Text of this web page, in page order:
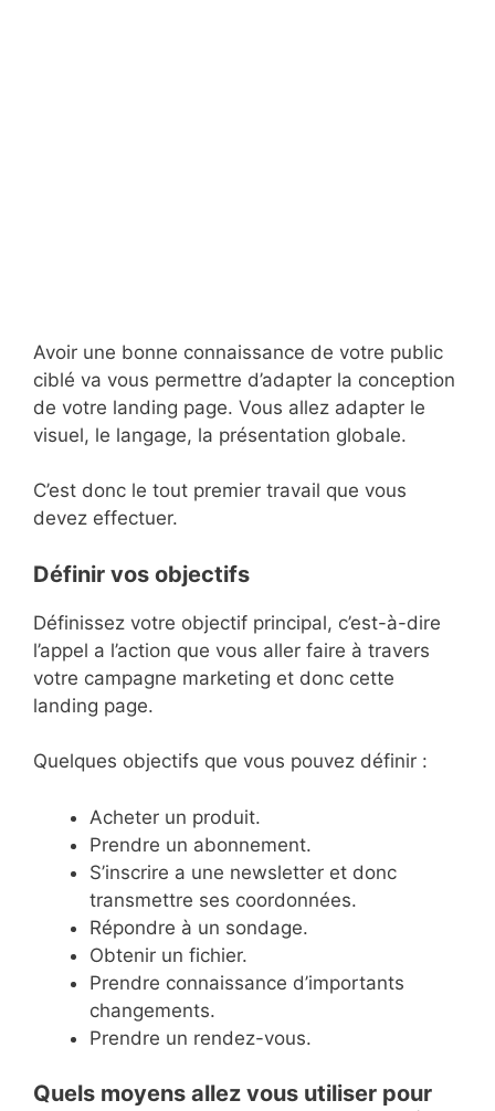
Avoir une bonne connaissance de votre public
ciblé va vous permettre d’adapter la conception
de votre landing page. Vous allez adapter le
visuel, le langage, la présentation globale.
C’est donc le tout premier travail que vous
devez effectuer.
Définir vos objectifs
Définissez votre objectif principal, c’est-à-dire
l’appel a l’action que vous aller faire à travers
votre campagne marketing et donc cette
landing page.
Quelques objectifs que vous pouvez définir :
Acheter un produit.
Prendre un abonnement.
S’inscrire a une newsletter et donc
transmettre ses coordonnées.
Répondre à un sondage.
Obtenir un fichier.
Prendre connaissance d’importants
changements.
Prendre un rendez-vous.
Quels moyens allez vous utiliser pour